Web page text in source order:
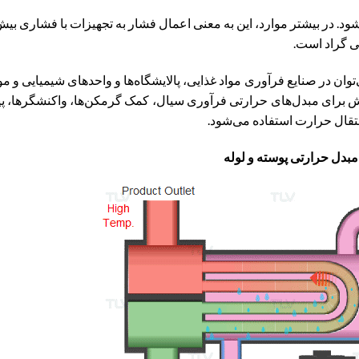
در بیشتر موارد، این به معنی اعمال فشار به تجهیزات با فشاری
در صنایع فرآوری مواد غذایی، پالایشگاه‌ها و واحدهای شیمیایی و
برای مبدل‌های حرارتی فرآوری سیال، کمک گرمکن‌ها، واکنشگرها،
حرارت استفاده می‌شود.
مبدل حرارتی پوسته و لوله